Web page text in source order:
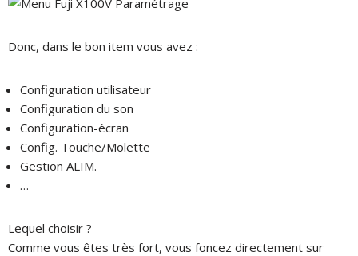
Donc, dans le bon item vous avez :
Configuration utilisateur
Configuration du son
Configuration-écran
Config. Touche/Molette
Gestion ALIM.
…
Lequel choisir ?
Comme vous êtes très fort, vous foncez directement sur